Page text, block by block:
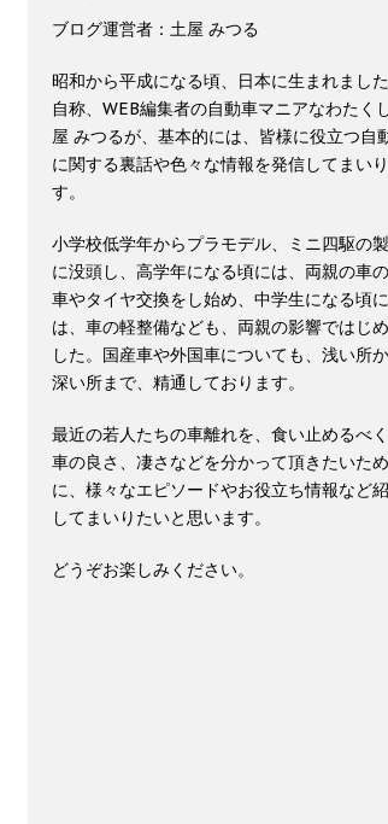
ブログ運営者：土屋 みつる
昭和から平成になる頃、日本に生まれました
自称、WEB編集者の自動車マニアなわたく
屋 みつるが、基本的には、皆様に役立つ自
に関する裏話や色々な情報を発信してまい
す。
小学校低学年からプラモデル、ミニ四駆の
に没頭し、高学年になる頃には、両親の車
車やタイヤ交換をし始め、中学生になる頃に
は、車の軽整備なども、両親の影響ではじ
した。国産車や外国車についても、浅い所
深い所まで、精通しております。
最近の若人たちの車離れを、食い止めるべく
車の良さ、凄さなどを分かって頂きたいため
に、様々なエピソードやお役立ち情報など
してまいりたいと思います。
どうぞお楽しみください。